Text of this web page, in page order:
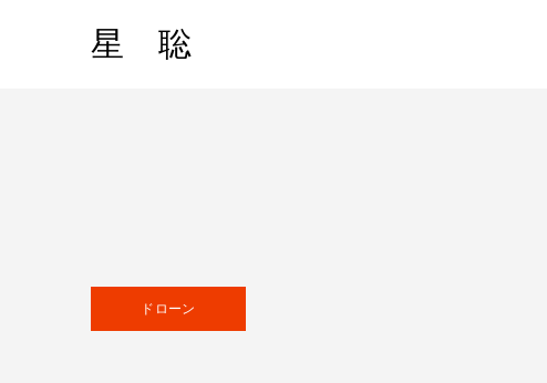
星 聡
ドローン